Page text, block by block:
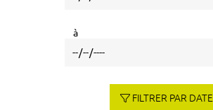
à
FILTRER PAR DATE